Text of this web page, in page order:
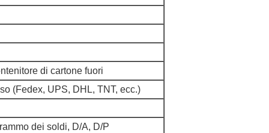
di cartone fuori
(Fedex, UPS, DHL, TNT, ecc.)
dei soldi, D/A, D/P